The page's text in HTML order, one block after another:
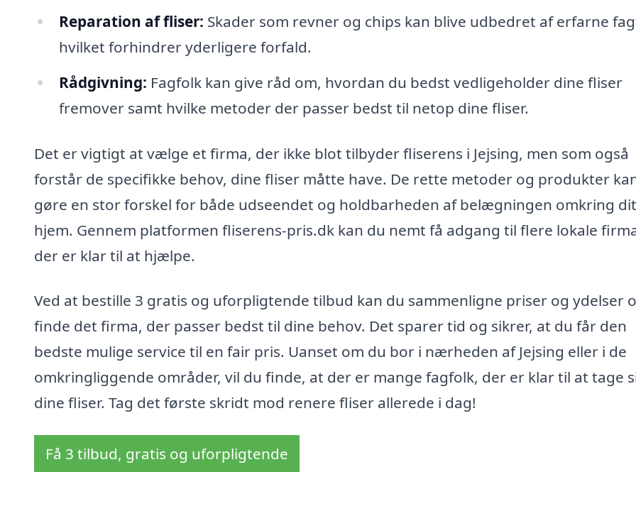
Reparation af fliser: Skader som revner og chips kan blive udbedret af erfarne
hvilket forhindrer yderligere forfald.
Rådgivning: Fagfolk kan give råd om, hvordan du bedst vedligeholder dine fliser
fremover samt hvilke metoder der passer bedst til netop dine fliser.
Det er vigtigt at vælge et firma, der ikke blot tilbyder fliserens i Jejsing, men som også
forstår de specifikke behov, dine fliser måtte have. De rette metoder og produkter
gøre en stor forskel for både udseendet og holdbarheden af belægningen omkring dit
hjem. Gennem platformen fliserens-pris.dk kan du nemt få adgang til flere lokale
der er klar til at hjælpe.
Ved at bestille 3 gratis og uforpligtende tilbud kan du sammenligne priser og ydelser
finde det firma, der passer bedst til dine behov. Det sparer tid og sikrer, at du får den
bedste mulige service til en fair pris. Uanset om du bor i nærheden af Jejsing eller i de
omkringliggende områder, vil du finde, at der er mange fagfolk, der er klar til at tage
dine fliser. Tag det første skridt mod renere fliser allerede i dag!
Få 3 tilbud, gratis og uforpligtende